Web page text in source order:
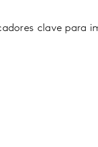
clave para